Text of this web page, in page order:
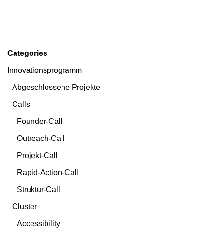
Categories
Innovationsprogramm
Abgeschlossene Projekte
Calls
Founder-Call
Outreach-Call
Projekt-Call
Rapid-Action-Call
Struktur-Call
Cluster
Accessibility